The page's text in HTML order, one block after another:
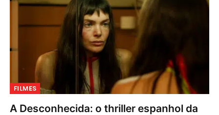
FILMES
A Desconhecida: o thriller espanhol da